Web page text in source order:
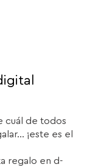
cuál de todos
¡este es el
regalo en d-